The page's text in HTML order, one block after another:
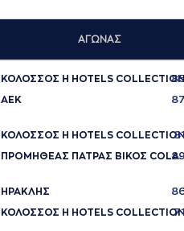
ΑΓΩΝΑΣ
ΚΟΛΟΣΣΟΣ H HOTELS
ΑΕΚ 87
ΚΟΛΟΣΣΟΣ H HOTELS COLLECTION
81
ΠΡΟΜΗΘΕΑΣ ΠΑΤΡΑΣ ΒΙΚΟΣ COLA89
ΗΡΑΚΛΗΣ
ΚΟΛΟΣΣΟΣ H HOTELS COLLECTION
71